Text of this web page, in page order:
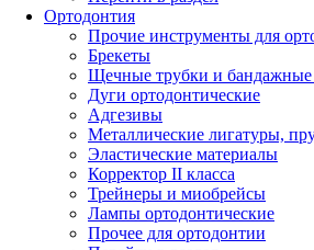
Ортодонтия
Прочие инструменты для
Брекеты
Щечные трубки и бандажные
Дуги ортодонтические
Адгезивы
Металлические лигатуры,
Эластические материалы
Корректор II класса
Трейнеры и миобрейсы
Лампы ортодонтические
Прочее для ортодонтии